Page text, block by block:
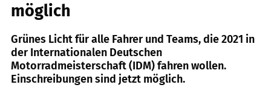
möglich
Grünes Licht für alle Fahrer und Teams, die 2021 in
der Internationalen Deutschen
Motorradmeisterschaft (IDM) fahren wollen.
Einschreibungen sind jetzt möglich.